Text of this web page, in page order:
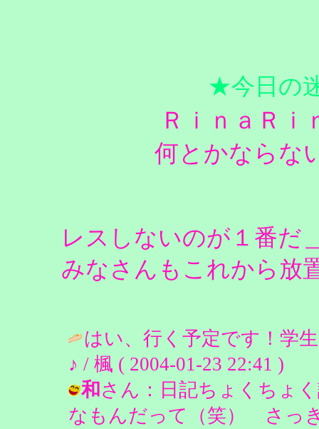
★今日の
ＲｉｎａＲｉ
何とかならな
レスしないのが１番だ
みなさんもこれから放
はい、行く予定です！学
♪ / 楓 ( 2004-01-23 22:41 )
和 さん：日記ちょくちょ
なもんだって（笑） さっ